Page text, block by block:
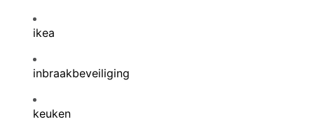
ikea
inbraakbeveiliging
keuken